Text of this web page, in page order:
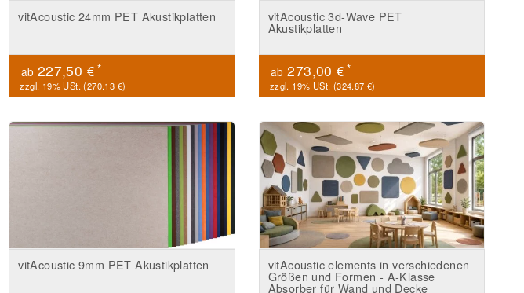
vitAcoustic 24mm PET Akustikplatten
ab 227,50 €*
zzgl. 19% USt. (270.13 €)
vitAcoustic 3d-Wave PET
Akustikplatten
ab 273,00 €*
zzgl. 19% USt. (324.87 €)
vitAcoustic 9mm PET Akustikplatten vitAcoustic elements in verschiedenen
Größen und Formen - A-Klasse
Absorber für Wand und Decke